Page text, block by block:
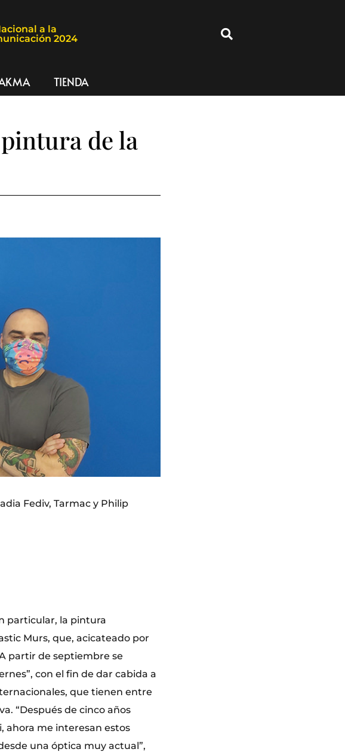
a la
2024
TIENDA
de la
Fediv, Tarmac y Philip
particular, la pintura
Murs, que, acicateado por
partir de septiembre se
con el fin de dar cabida a
que tienen entre
“Después de cinco años
ahora me interesan estos
una óptica muy actual”,